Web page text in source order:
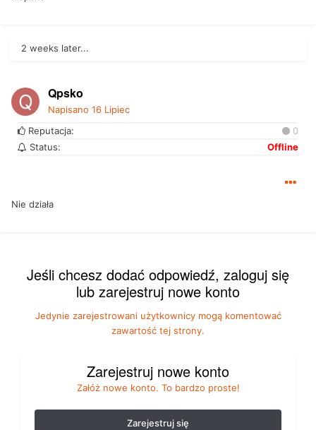
2 weeks later...
Qpsko
Napisano 16 Lipiec
Reputacja:
0
Status:
Offline
Nie działa
Jeśli chcesz dodać odpowiedź, zaloguj się
lub zarejestruj nowe konto
Jedynie zarejestrowani użytkownicy mogą komentować
zawartość tej strony.
Zarejestruj nowe konto
Załóż nowe konto. To bardzo proste!
Zarejestruj się